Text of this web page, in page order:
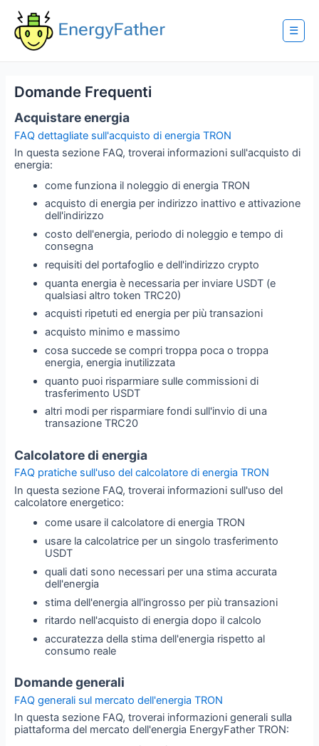
content
☰
Domande Frequenti
Acquistare energia
FAQ dettagliate sull'acquisto di energia TRON
In questa sezione FAQ, troverai informazioni sull'acquisto di
energia:
come funziona il noleggio di energia TRON
acquisto di energia per indirizzo inattivo e attivazione
dell'indirizzo
costo dell'energia, periodo di noleggio e tempo di
consegna
requisiti del portafoglio e dell'indirizzo crypto
quanta energia è necessaria per inviare USDT (e
qualsiasi altro token TRC20)
acquisti ripetuti ed energia per più transazioni
acquisto minimo e massimo
cosa succede se compri troppa poca o troppa
energia, energia inutilizzata
quanto puoi risparmiare sulle commissioni di
trasferimento USDT
altri modi per risparmiare fondi sull'invio di una
transazione TRC20
Calcolatore di energia
FAQ pratiche sull'uso del calcolatore di energia TRON
In questa sezione FAQ, troverai informazioni sull'uso del
calcolatore energetico:
come usare il calcolatore di energia TRON
usare la calcolatrice per un singolo trasferimento
USDT
quali dati sono necessari per una stima accurata
dell'energia
stima dell'energia all'ingrosso per più transazioni
ritardo nell'acquisto di energia dopo il calcolo
accuratezza della stima dell'energia rispetto al
consumo reale
Domande generali
FAQ generali sul mercato dell'energia TRON
In questa sezione FAQ, troverai informazioni generali sulla
piattaforma del mercato dell'energia EnergyFather TRON: